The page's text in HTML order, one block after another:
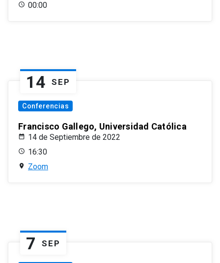
00:00
14 SEP
Conferencias
Francisco Gallego, Universidad Católica
14 de Septiembre de 2022
16:30
Zoom
7 SEP